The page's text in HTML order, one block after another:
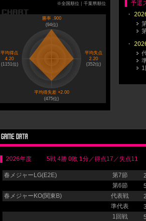
※全国順位｜千葉県順位
勝率 .900
(94位)
平均得点
4.20
(1151位)
平均失点
2.20
(352位)
平均得失差 +2.00
(475位)
予選
・
・
2026年度 5戦 4勝 0敗 1分／得点17／失点11
春メジャーLG(E2E) 第7節 2
第6節
5
春メジャーKO(関東B)
代表戦 2
準代表
3
1回戦
5